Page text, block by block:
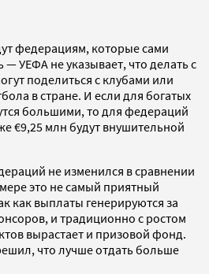
федерациям, которые сами
— УЕФА не указывает, что делать с
поделиться с клубами или
в стране. И если для богатых
большими, то для федераций
€9,25 млн будут внушительной
не изменился в сравнении
это не самый приятный
как выплаты генерируются за
и традиционно с ростом
вырастает и призовой фонд.
что лучше отдать больше